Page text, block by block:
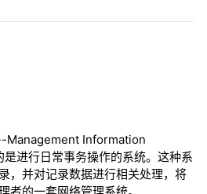
Management Information
进行日常事务操作的系统。这种系
，并对记录数据进行相关处理，将